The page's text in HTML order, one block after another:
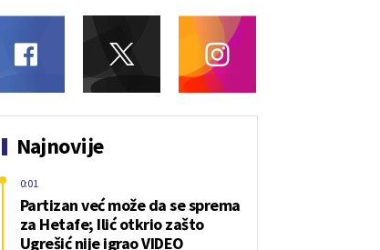
Najnovije
Partizan već može da se sprema
za Hetafe; Ilić otkrio zašto
Ugrešić nije igrao VIDEO
0:01